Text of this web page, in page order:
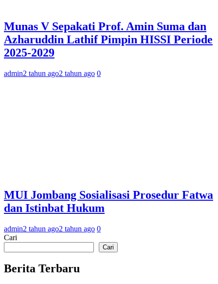
Munas V Sepakati Prof. Amin Suma dan
Azharuddin Lathif Pimpin HISSI Periode
2025-2029
admin2 tahun ago2 tahun ago 0
MUI Jombang Sosialisasi Prosedur Fatwa
dan Istinbat Hukum
admin2 tahun ago2 tahun ago 0
Cari
Cari
Berita Terbaru